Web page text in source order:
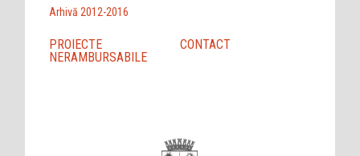
Arhivă 2012-2016
PROIECTE
NERAMBURSABILE
CONTACT